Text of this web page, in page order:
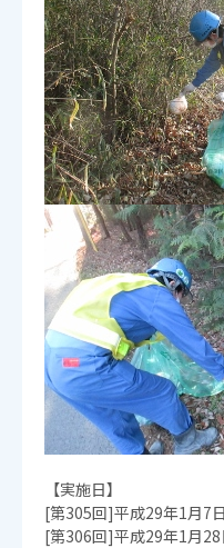
【実施日】
[第305回]平成29年1月7
[第306回]平成29年1月28